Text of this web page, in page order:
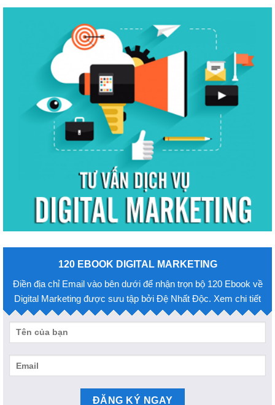
120 EBOOK DIGITAL MARKETING
Điền địa chỉ Email vào bên dưới để nhận trọn bộ 120 Ebook về
Digital Marketing được sưu tập bởi Đệ Nhất Độc. Xem chi tiết